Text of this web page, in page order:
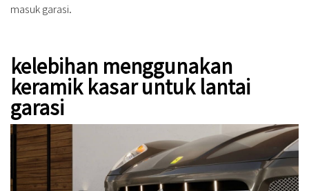
masuk garasi.
kelebihan menggunakan
keramik kasar untuk lantai
garasi